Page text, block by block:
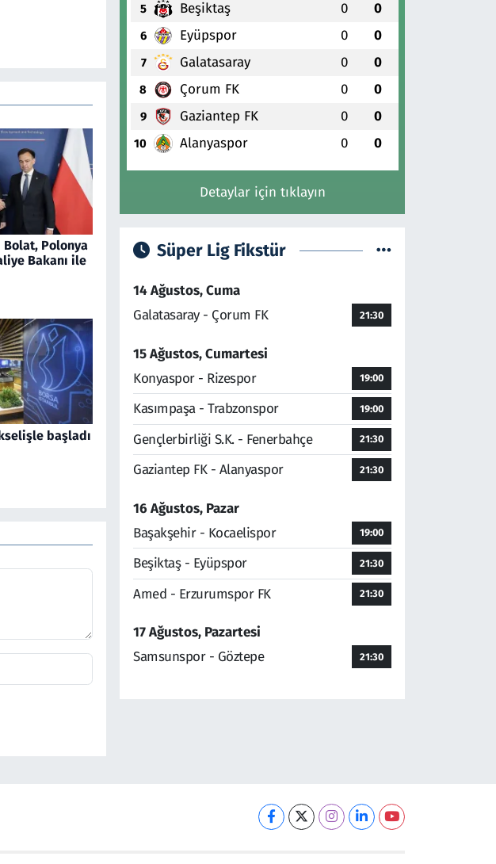
Bolat, Polonya
Bakanı ile
başladı
5 Beşiktaş 0 0
6 Eyüpspor 0 0
7 Galatasaray 0 0
8 Çorum FK 0 0
9 Gaziantep FK 0 0
10 Alanyaspor 0 0
Detaylar için tıklayın
Süper Lig Fikstür
14 Ağustos, Cuma
Galatasaray - Çorum FK
21:30
15 Ağustos, Cumartesi
Konyaspor - Rizespor
19:00
Kasımpaşa - Trabzonspor 19:00
Gençlerbirliği S.K. - Fenerbahçe 21:30
Gaziantep FK - Alanyaspor 21:30
16 Ağustos, Pazar
Başakşehir - Kocaelispor
19:00
Beşiktaş - Eyüpspor 21:30
Amed - Erzurumspor FK 21:30
17 Ağustos, Pazartesi
Samsunspor - Göztepe
21:30